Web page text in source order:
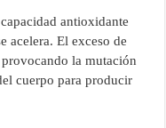
antioxidante
acelera. El exceso de
la mutación
cuerpo para producir